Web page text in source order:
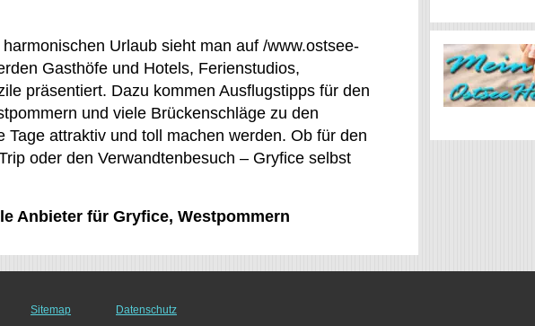
Urlaub sieht man auf /www.ostsee-
Gasthöfe und Hotels, Ferienstudios,
präsentiert. Dazu kommen Ausflugstipps für den
und viele Brückenschläge zu den
attraktiv und toll machen werden. Ob für den
oder den Verwandtenbesuch – Gryfice selbst
Anbieter für Gryfice, Westpommern
Sitemap Datenschutz